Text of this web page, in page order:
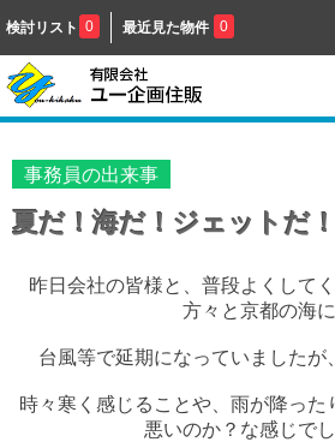
検討リスト 0 最近見た物件 0
事務員の出来事
夏だ！海だ！ジェットだ！
昨日会社の皆様と、普段よくして
方々と京都の海に
台風等で延期になっていましたが
時々寒く感じることや、雨が降った
悪いのか？な感じでし